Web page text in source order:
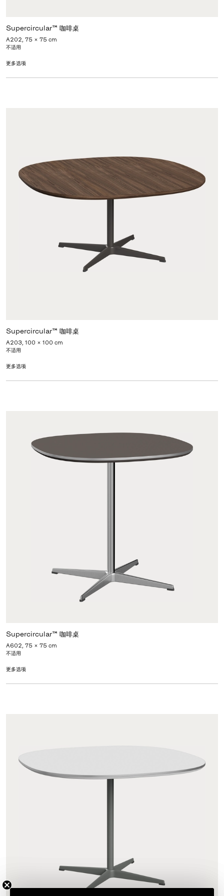
Supercircular™ 咖啡桌
A202, 75 x 75 cm
不适用
更多选项
Supercircular™ 咖啡桌
A203, 100 x 100 cm
不适用
更多选项
Supercircular™ 咖啡桌
A602, 75 x 75 cm
不适用
更多选项